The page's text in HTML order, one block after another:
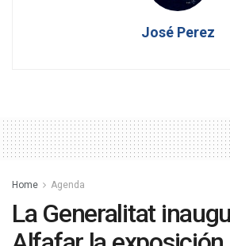
José Perez
Home Agenda
La Generalitat